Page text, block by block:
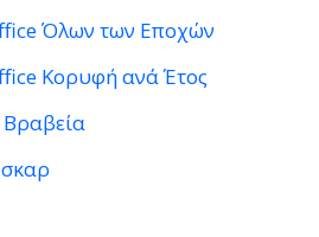
Όλων των Εποχών
Κορυφή ανά Έτος
Βραβεία